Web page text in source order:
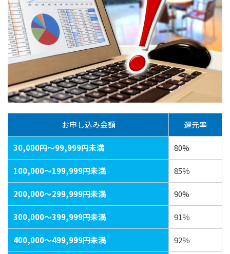
お申し込み金額 還元率
30,000円～99,999円未満 80%
100,000～199,999円未満 85％
200,000～299,999円未満 90%
300,000～399,999円未満 91％
400,000～499,999円未満 92％